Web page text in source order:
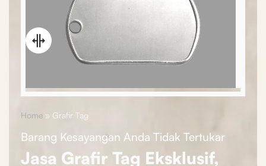
Home » Grafir Tag
Barang Kesayangan Anda Tidak Tertukar
Jasa Grafir Tag Eksklusif,